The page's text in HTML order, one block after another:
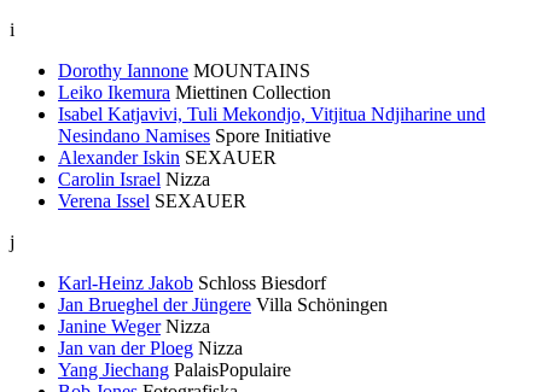
i
Dorothy Iannone MOUNTAINS
Leiko Ikemura Miettinen Collection
Isabel Katjavivi, Tuli Mekondjo, Vitjitua Ndjiharine und
Nesindano Namises Spore Initiative
Alexander Iskin SEXAUER
Carolin Israel Nizza
Verena Issel SEXAUER
j
Karl-Heinz Jakob Schloss Biesdorf
Jan Brueghel der Jüngere Villa Schöningen
Janine Weger Nizza
Jan van der Ploeg Nizza
Yang Jiechang PalaisPopulaire